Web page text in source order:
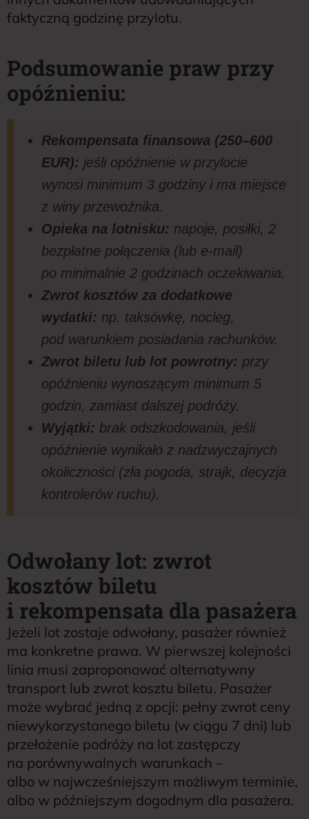
faktyczną godzinę przylotu.
Podsumowanie praw przy
opóźnieniu:
Rekompensata finansowa (250–600
EUR): jeśli opóźnienie w przylocie
wynosi minimum 3 godziny i ma miejsce
z winy przewoźnika.
Opieka na lotnisku: napoje, posiłki, 2
bezpłatne połączenia (lub e-mail)
po minimalnie 2 godzinach oczekiwania.
Zwrot kosztów za dodatkowe
wydatki: np. taksówkę, nocleg,
pod warunkiem posiadania rachunków.
Zwrot biletu lub lot powrotny: przy
opóźnieniu wynoszącym minimum 5
godzin, zamiast dalszej podróży.
Wyjątki: brak odszkodowania, jeśli
opóźnienie wynikało z nadzwyczajnych
okoliczności (zła pogoda, strajk, decyzja
kontrolerów ruchu).
Odwołany lot: zwrot
kosztów biletu
i rekompensata dla pasażera
Jeżeli lot zostaje odwołany, pasażer również
ma konkretne prawa. W pierwszej kolejności
linia musi zaproponować alternatywny
transport lub zwrot kosztu biletu. Pasażer
może wybrać jedną z opcji: pełny zwrot ceny
niewykorzystanego biletu (w ciągu 7 dni) lub
przełożenie podróży na lot zastępczy
na porównywalnych warunkach –
albo w najwcześniejszym możliwym terminie,
albo w późniejszym dogodnym dla pasażera.